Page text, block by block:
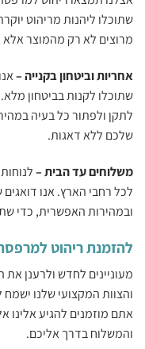
שתוכלו ליהנות מריהוט
מרוצים לא רק מהמוצר
אחריות וביטחון בקנייה –
שתוכלו לקנות בביטחון
לתקן ולפתור כל בעיה
שלכם ללא דאגות.
משלוחים עד הבית –
לכל רחבי הארץ. אנו
ובמהירות האפשרית, כדי
להזמנת ריהוט
מעוניינים לחדש ולרענן
והצוות המקצועי שלנו
אתם מוזמנים להגיע אלינו
והמשלוח בדרך אליכם.